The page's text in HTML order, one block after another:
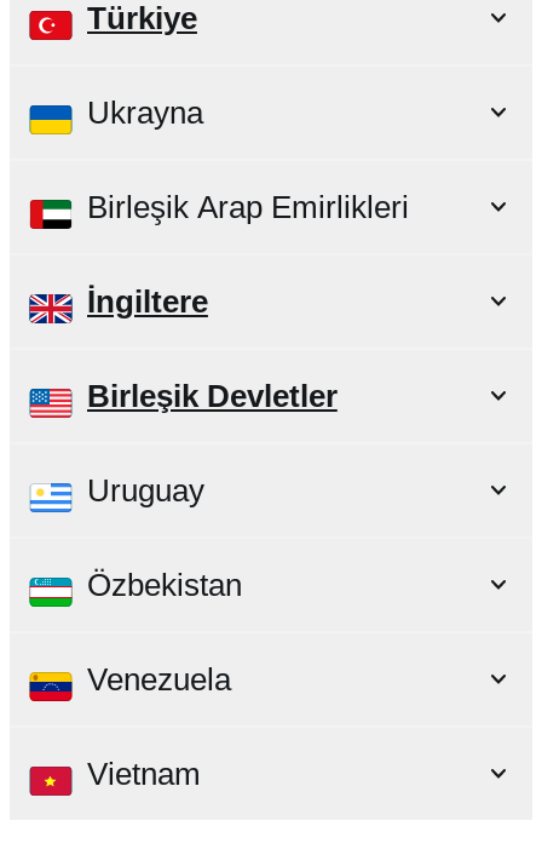
Türkiye
Ukrayna
Birleşik Arap Emirlikleri
İngiltere
Birleşik Devletler
Uruguay
Özbekistan
Venezuela
Vietnam